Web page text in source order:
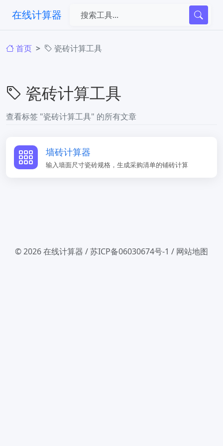
在线计算器
首页 瓷砖计算工具
瓷砖计算工具
查看标签 "瓷砖计算工具" 的所有文章
墙砖计算器
输入墙面尺寸瓷砖规格，生成采购清单的铺砖计算
© 2026在线计算器 /苏ICP备06030674号-1 / 网站地图